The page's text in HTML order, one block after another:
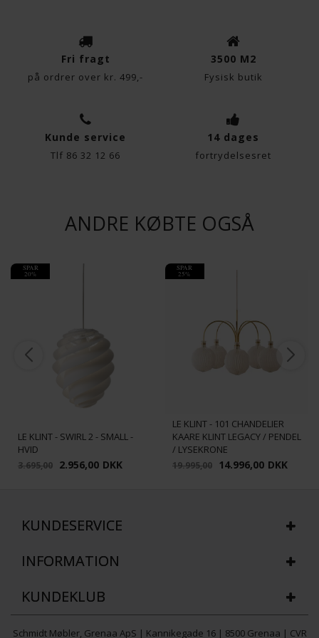
Fri fragt
på ordrer over kr. 499,-
3500 M2
Fysisk butik
Kunde service
Tlf 86 32 12 66
14 dages
fortrydelsesret
ANDRE KØBTE OGSÅ
SPAR
20%
LE KLINT - SWIRL 2 - SMALL -
HVID
3.695,00 2.956,00 DKK
SPAR
25%
LE KLINT - 101 CHANDELIER
KAARE KLINT LEGACY / PENDEL
/ LYSEKRONE
19.995,00 14.996,00 DKK
KUNDESERVICE
INFORMATION
KUNDEKLUB
Schmidt Møbler, Grenaa ApS | Kannikegade 16 | 8500 Grenaa | CVR